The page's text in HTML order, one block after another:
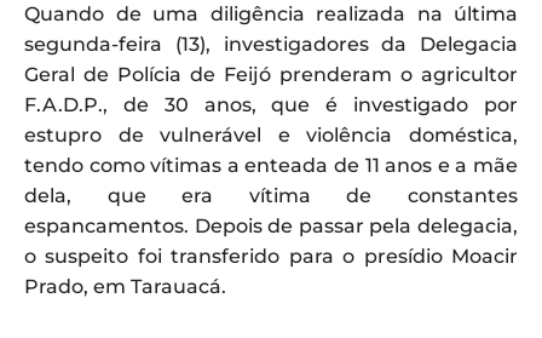
Quando de uma diligência realizada na última
segunda-feira (13), investigadores da Delegacia
Geral de Polícia de Feijó prenderam o agricultor
F.A.D.P., de 30 anos, que é investigado por
estupro de vulnerável e violência doméstica,
tendo como vítimas a enteada de 11 anos e a mãe
dela, que era vítima de constantes
espancamentos. Depois de passar pela delegacia,
o suspeito foi transferido para o presídio Moacir
Prado, em Tarauacá.